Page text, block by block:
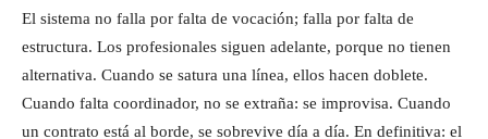
El sistema no falla por falta de vocación; falla por falta de
estructura. Los profesionales siguen adelante, porque no tienen
alternativa. Cuando se satura una línea, ellos hacen doblete.
Cuando falta coordinador, no se extraña: se improvisa. Cuando
un contrato está al borde, se sobrevive día a día. En definitiva: el